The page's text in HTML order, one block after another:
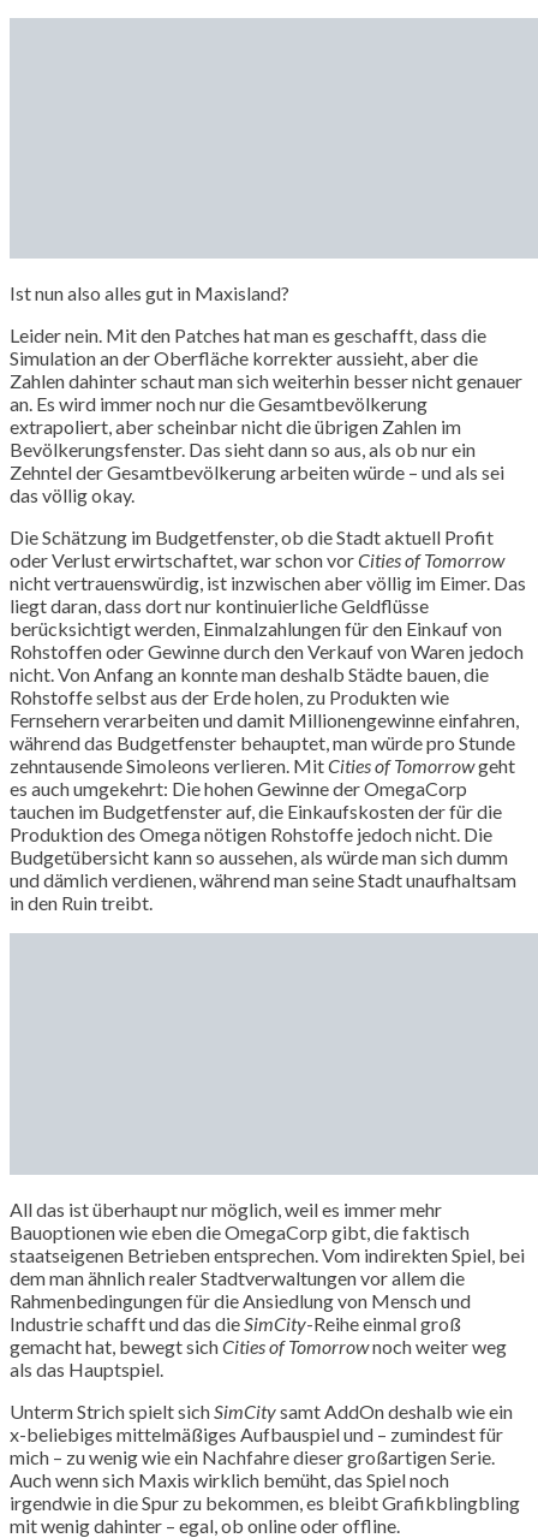
Ist nun also alles gut in Maxisland?
Leider nein. Mit den Patches hat man es geschafft, dass die
Simulation an der Oberfläche korrekter aussieht, aber die
Zahlen dahinter schaut man sich weiterhin besser nicht genauer
an. Es wird immer noch nur die Gesamtbevölkerung
extrapoliert, aber scheinbar nicht die übrigen Zahlen im
Bevölkerungsfenster. Das sieht dann so aus, als ob nur ein
Zehntel der Gesamtbevölkerung arbeiten würde – und als sei
das völlig okay.
Die Schätzung im Budgetfenster, ob die Stadt aktuell Profit
oder Verlust erwirtschaftet, war schon vorCities of Tomorrow
nicht vertrauenswürdig, ist inzwischen aber völlig im Eimer. Das
liegt daran, dass dort nur kontinuierliche Geldflüsse
berücksichtigt werden, Einmalzahlungen für den Einkauf von
Rohstoffen oder Gewinne durch den Verkauf von Waren jedoch
nicht. Von Anfang an konnte man deshalb Städte bauen, die
Rohstoffe selbst aus der Erde holen, zu Produkten wie
Fernsehern verarbeiten und damit Millionengewinne einfahren,
während das Budgetfenster behauptet, man würde pro Stunde
zehntausende Simoleons verlieren. MitCities of Tomorrowgeht
es auch umgekehrt: Die hohen Gewinne der OmegaCorp
tauchen im Budgetfenster auf, die Einkaufskosten der für die
Produktion des Omega nötigen Rohstoffe jedoch nicht. Die
Budgetübersicht kann so aussehen, als würde man sich dumm
und dämlich verdienen, während man seine Stadt unaufhaltsam
in den Ruin treibt.
All das ist überhaupt nur möglich, weil es immer mehr
Bauoptionen wie eben die OmegaCorp gibt, die faktisch
staatseigenen Betrieben entsprechen. Vom indirekten Spiel, bei
dem man ähnlich realer Stadtverwaltungen vor allem die
Rahmenbedingungen für die Ansiedlung von Mensch und
Industrie schafft und das die SimCity-Reihe einmal groß
gemacht hat, bewegt sichCities of Tomorrownoch weiter weg
als das Hauptspiel.
Unterm Strich spielt sich SimCitysamt AddOn deshalb wie ein
x-beliebiges mittelmäßiges Aufbauspiel und – zumindest für
mich – zu wenig wie ein Nachfahre dieser großartigen Serie.
Auch wenn sich Maxis wirklich bemüht, das Spiel noch
irgendwie in die Spur zu bekommen, es bleibt Grafikblingbling
mit wenig dahinter – egal, ob online oder offline.